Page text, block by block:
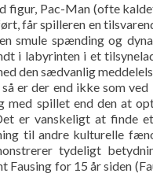
figur, Pac-Man (ofte
får spilleren en
smule spænding og
i labyrinten i et
den sædvanlig
så er der end ikke som
med spillet end den at
er vanskeligt at finde
til andre kulturelle
tydeligt
Fausing for 15 år siden